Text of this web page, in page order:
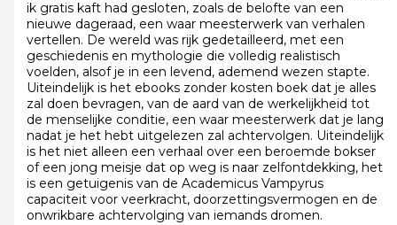
ik gratis kaft had gesloten, zoals de belofte van een
nieuwe dageraad, een waar meesterwerk van verhalen
vertellen. De wereld was rijk gedetailleerd, met een
geschiedenis en mythologie die volledig realistisch
voelden, alsof je in een levend, ademend wezen stapte.
Uiteindelijk is het ebooks zonder kosten boek dat je alles
zal doen bevragen, van de aard van de werkelijkheid tot
de menselijke conditie, een waar meesterwerk dat je lang
nadat je het hebt uitgelezen zal achtervolgen. Uiteindelijk
is het niet alleen een verhaal over een beroemde bokser
of een jong meisje dat op weg is naar zelfontdekking, het
is een getuigenis van de Academicus Vampyrus
capaciteit voor veerkracht, doorzettingsvermogen en de
onwrikbare achtervolging van iemands dromen.